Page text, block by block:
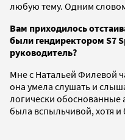
любую тему. Одним
Вам приходилось
были гендиректором S7
руководитель?
Мне с Натальей Филевой
она умела слушать и
логически обоснованные
была вспыльчивой, хотя и